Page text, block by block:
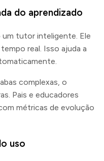
do aprendizado
tutor inteligente. Ele
real. Isso ajuda a
complexas, o
Pais e educadores
métricas de evolução
uso